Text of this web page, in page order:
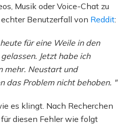
Musik oder Voice-Chat zu
Benutzerfall von Reddit:
für eine Weile in den
Jetzt habe ich
mehr. Neustart und
das Problem nicht behoben. "
es klingt. Nach Recherchen
diesen Fehler wie folgt